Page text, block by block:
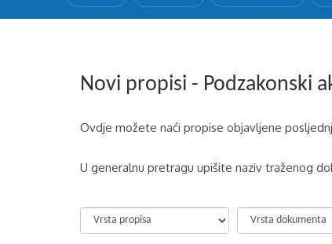
Novi propisi - Podzakonski
Ovdje možete naći propise objavljene
U generalnu pretragu upišite naziv traženog